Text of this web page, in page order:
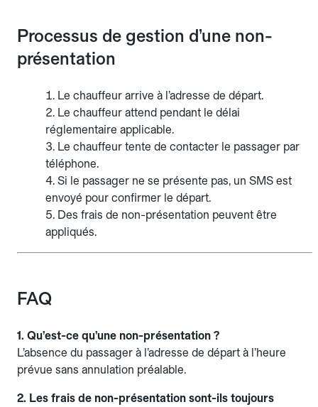
Processus de gestion d’une non-
présentation
Le chauffeur arrive à l’adresse de départ.
Le chauffeur attend pendant le délai
réglementaire applicable.
Le chauffeur tente de contacter le passager par
téléphone.
Si le passager ne se présente pas, un SMS est
envoyé pour confirmer le départ.
Des frais de non-présentation peuvent être
appliqués.
FAQ
1. Qu’est-ce qu’une non-présentation ?
L’absence du passager à l’adresse de départ à l’heure
prévue sans annulation préalable.
2. Les frais de non-présentation sont-ils toujours